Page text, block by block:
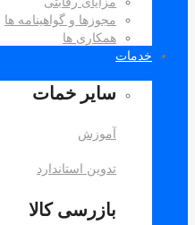
مجوزها و گواهینامه ها
همکاری ها
خدمات
سایر خمات
آموزش
تدوین استاندارد
بازرسی کالا